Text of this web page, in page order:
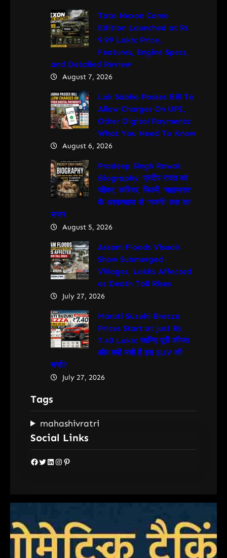
Tata Nexon Camo
Edition Launched at Rs
9.99 Lakh: Price,
Features, Engine Specs,
and Detailed Review
August 7, 2026
Lok Sabha Passes Bill To
Allow Charges On UPI,
Other Digital Payments:
What You Need To Know
August 6, 2026
Pradeep Singh Rawat
Biography: प्रदीप रावत का
जीवन, करियर, फिल्में, ‘महाभारत’
के अश्वत्थामा से ‘गजनी’ तक का
सफर
August 5, 2026
Assam Floods Visuals
Show Submerged
Villages, Lakhs Affected
as Death Toll Rises
July 27, 2026
Maruti Suzuki Brezza
Prices Start at Just Rs
7.40 Lakh: जानिए पूरी कीमत
और क्यों मची है इस SUV की
चर्चा?
July 27, 2026
Tags
mahashivratri
Social Links
Facebook Twitter LinkedIn Instagram Pinterest